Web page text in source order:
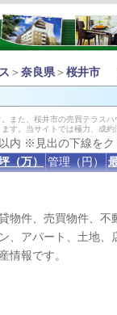
＞ 奈良県＞ 桜井市
また、桜井市の売買テラス
す。当サイトでは極力、成
内 ※見出の下線をク
（万） 管理（円）
件、売買物件、不
アパート、土地、
情報です。